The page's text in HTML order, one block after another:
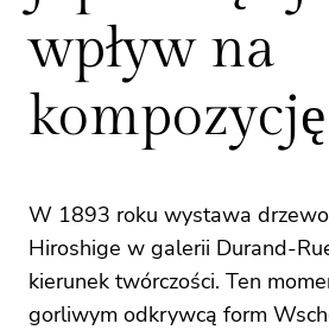
wpływ na
kompozycję
W 1893 roku wystawa
Hiroshige w galerii
kierunek twórczości. Ten
gorliwym odkrywcą form